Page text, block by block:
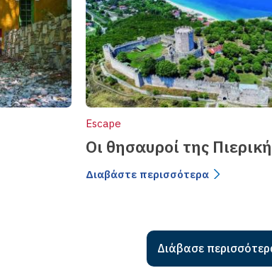
Escape
Οι θησαυροί της
Διαβάστε περισσότερα
Διάβασε